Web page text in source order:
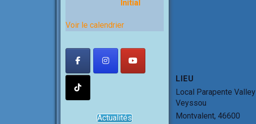
LIEU
Local Parapente Valley
Veyssou
Montvalent, 46600
Initial
Voir le calendrier
Actualités